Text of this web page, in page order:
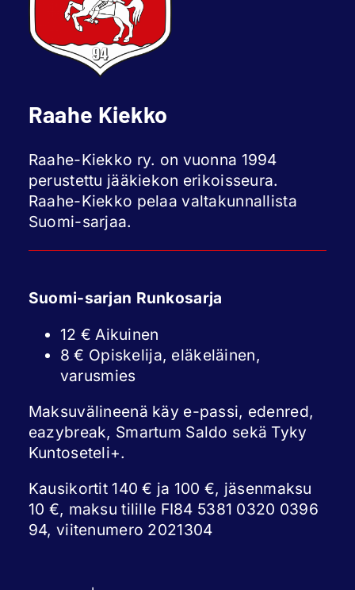
Raahe Kiekko
Raahe-Kiekko ry. on vuonna 1994
perustettu jääkiekon erikoisseura.
Raahe-Kiekko pelaa valtakunnallista
Suomi-sarjaa.
Suomi-sarjan Runkosarja
12 € Aikuinen
8 € Opiskelija, eläkeläinen,
varusmies
Maksuvälineenä käy e-passi, edenred,
eazybreak, Smartum Saldo sekä Tyky
Kuntoseteli+.
Kausikortit 140 € ja 100 €, jäsenmaksu
10 €, maksu tilille FI84 5381 0320 0396
94, viitenumero 2021304